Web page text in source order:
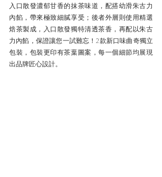
入口散發濃郁甘香的抹茶味道，配搭幼滑朱古力
內餡，帶來極致細膩享受；後者外層則使用精選
焙茶製成，入口散發獨特清透茶香，再配以朱古
力內餡，保證讓您一試難忘！2款新口味曲奇獨立
包裝，包裝更印有茶葉圖案，每一個細節均展現
出品牌匠心設計。